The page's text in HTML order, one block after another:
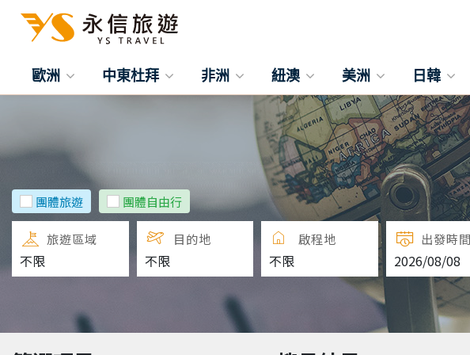
歐洲 中東杜拜 非洲 紐澳 美洲 日韓
團體旅遊 團體自由行
旅遊區域 目的地 啟程地 出發時間